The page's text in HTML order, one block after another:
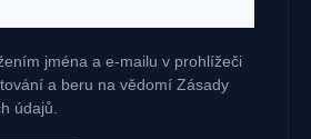
jména a e-mailu v prohlížeči
a beru na vědomí Zásady
údajů.